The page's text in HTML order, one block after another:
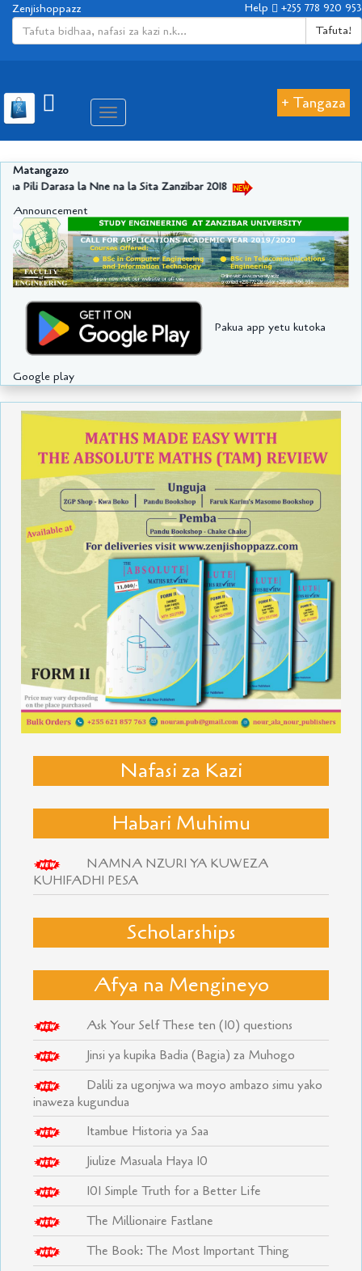
body, html { overflow-x: hidden; } Help +255 778 920 953
Zenjishoppazz
Tafuta!
Aina
ya
+ Tangaza
Matangazo
Sita Zanzibar 2018
Announcement
Pakua app yetu kutoka
Google play
Nafasi za Kazi
Habari Muhimu
NAMNA NZURI YA KUWEZA
KUHIFADHI PESA
Scholarships
Afya na Mengineyo
Ask Your Self These ten (10) questions
Jinsi ya kupika Badia (Bagia) za Muhogo
Dalili za ugonjwa wa moyo ambazo simu yako
inaweza kugundua
Itambue Historia ya Saa
Jiulize Masuala Haya 10
101 Simple Truth for a Better Life
The Millionaire Fastlane
The Book: The Most Important Thing